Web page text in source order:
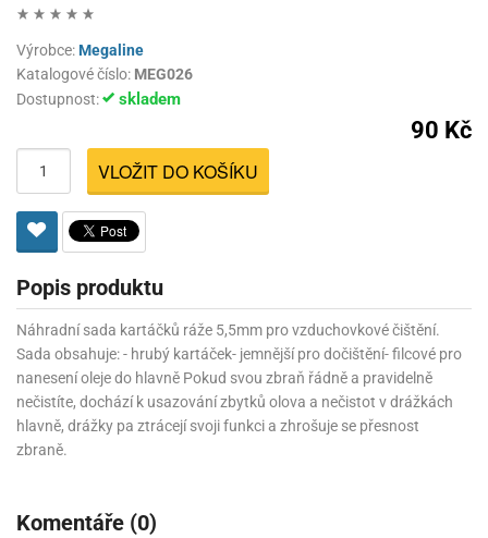
Výrobce:Megaline
Katalogové číslo: MEG026
Dostupnost:
skladem
90 Kč
VLOŽIT DO KOŠÍKU
Popis produktu
Náhradní sada kartáčků ráže 5,5mm pro vzduchovkové čištění.
Sada obsahuje: - hrubý kartáček- jemnější pro dočištění- filcové pro
nanesení oleje do hlavně Pokud svou zbraň řádně a pravidelně
nečistíte, dochází k usazování zbytků olova a nečistot v drážkách
hlavně, drážky pa ztrácejí svoji funkci a zhrošuje se přesnost
zbraně.
Komentáře (0)